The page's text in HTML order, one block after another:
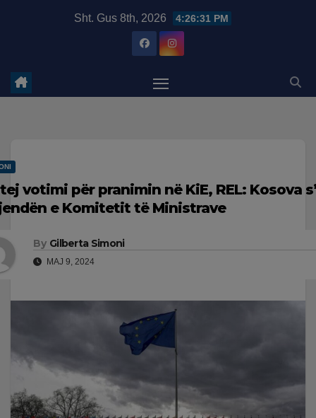
Sht. Gus 8th, 2026 4:26:32 PM
votimi për pranimin në KiE, REL: Kosova
e Komitetit të Ministrave
By Gilberta Simoni
MAJ 9, 2024